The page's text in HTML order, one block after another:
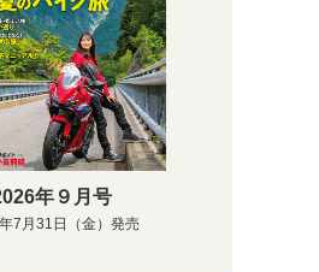
年９月号
7月31日（金）発売